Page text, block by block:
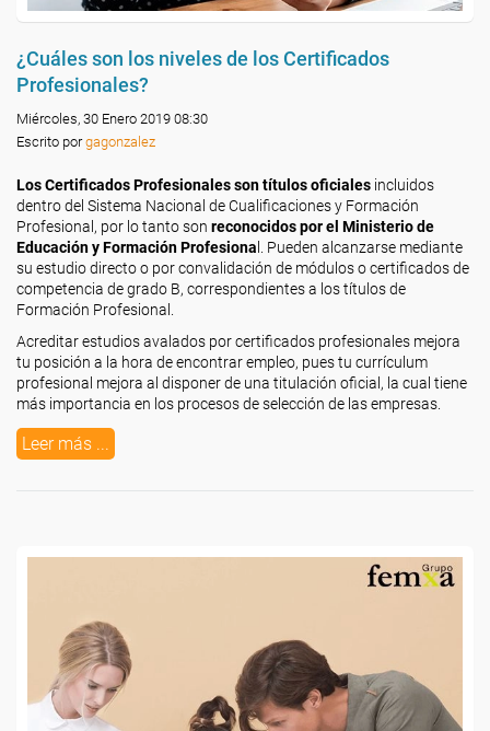
¿Cuáles son los niveles de los Certificados
Profesionales?
Miércoles, 30 Enero 2019 08:30
Escrito porgagonzalez
Los Certificados Profesionales son títulos oficiales incluidos
dentro del Sistema Nacional de Cualificaciones y Formación
Profesional, por lo tanto son reconocidos por el Ministerio de
Educación y Formación Profesiona l. Pueden alcanzarse mediante
su estudio directo o por convalidación de módulos o certificados de
competencia de grado B, correspondientes a los títulos de
Formación Profesional.
Acreditar estudios avalados por certificados profesionales mejora
tu posición a la hora de encontrar empleo, pues tu currículum
profesional mejora al disponer de una titulación oficial, la cual tiene
más importancia en los procesos de selección de las empresas.
Leer más ...